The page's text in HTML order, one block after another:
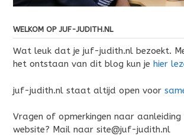
WELKOM OP JUF-JUDITH.NL
Wat leuk dat je juf-judith.nl bezoekt.
het ontstaan van dit blog kun je hier
juf-judith.nl staat altijd open voor
Vragen of opmerkingen naar aanleiding
website? Mail naar site@juf-judith.nl